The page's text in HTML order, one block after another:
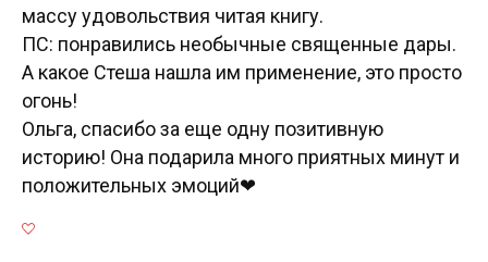
массу удовольствия читая книгу.
ПС: понравились необычные священные дары.
А какое Стеша нашла им применение, это просто
огонь!
Ольга, спасибо за еще одну позитивную
историю! Она подарила много приятных минут и
положительных эмоций❤